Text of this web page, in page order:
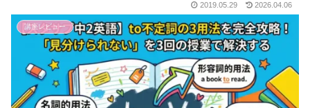
2019.05.29 2026.04.06
講座レビュー